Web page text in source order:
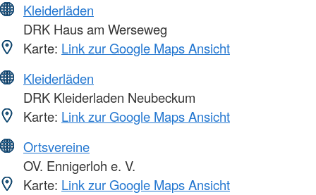
Kleiderläden
DRK Haus am Werseweg
Karte: Link zur Google Maps Ansicht
Kleiderläden
DRK Kleiderladen Neubeckum
Karte: Link zur Google Maps Ansicht
Ortsvereine
OV. Ennigerloh e. V.
Karte: Link zur Google Maps Ansicht